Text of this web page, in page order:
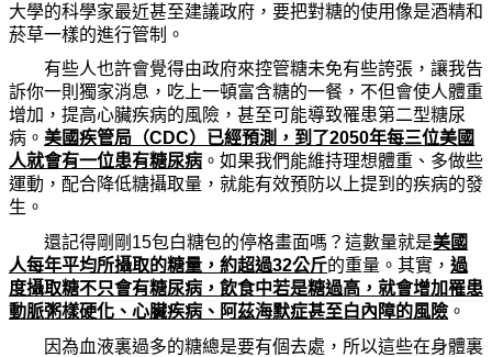
大學的科學家最近甚至建議政府，要把對糖的使用像是酒精和
菸草一樣的進行管制。
有些人也許會覺得由政府來控管糖未免有些誇張，讓我告
訴你一則獨家消息，吃上一頓富含糖的一餐，不但會使人體重
增加，提高心臟疾病的風險，甚至可能導致罹患第二型糖尿
病。 美國疾管局（CDC）已經預測，到了2050年每三位美國
人就會有一位患有糖尿病 。如果我們能維持理想體重、多做些
運動，配合降低糖攝取量，就能有效預防以上提到的疾病的發
生。
還記得剛剛15包白糖包的停格畫面嗎 ？這數量就是美國
人每年平均所攝取的糖量，約超過32公斤的重量。其實， 過
度攝取糖不只會有糖尿病， 飲食中若是糖過高，就會增加罹患
動脈粥樣硬化、心臟疾病、阿茲海默症甚至白內障的風險 。
因為血液裏過多的糖總是要有個去處，所以這些在身體裏